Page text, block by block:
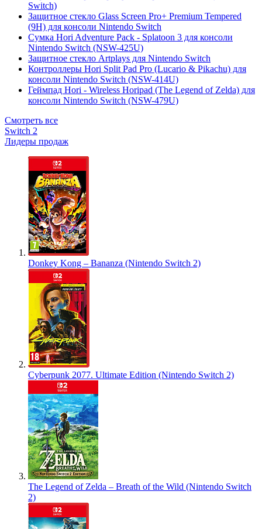
Switch)
Защитное стекло Glass Screen Pro+ Premium Tempered
(9H) для консоли Nintendo Switch
Сумка Hori Adventure Pack - Splatoon 3 для консоли
Nintendo Switch (NSW-425U)
Защитное стекло Artplays для Nintendo Switch
Контроллеры Hori Split Pad Pro (Lucario & Pikachu) для
консоли Nintendo Switch (NSW-414U)
Геймпад Hori - Wireless Horipad (The Legend of Zelda) для
консоли Nintendo Switch (NSW-479U)
Смотреть все
Switch 2
Лидеры продаж
Donkey Kong – Bananza (Nintendo Switch 2)
Cyberpunk 2077. Ultimate Edition (Nintendo Switch 2)
The Legend of Zelda – Breath of the Wild (Nintendo Switch
2)